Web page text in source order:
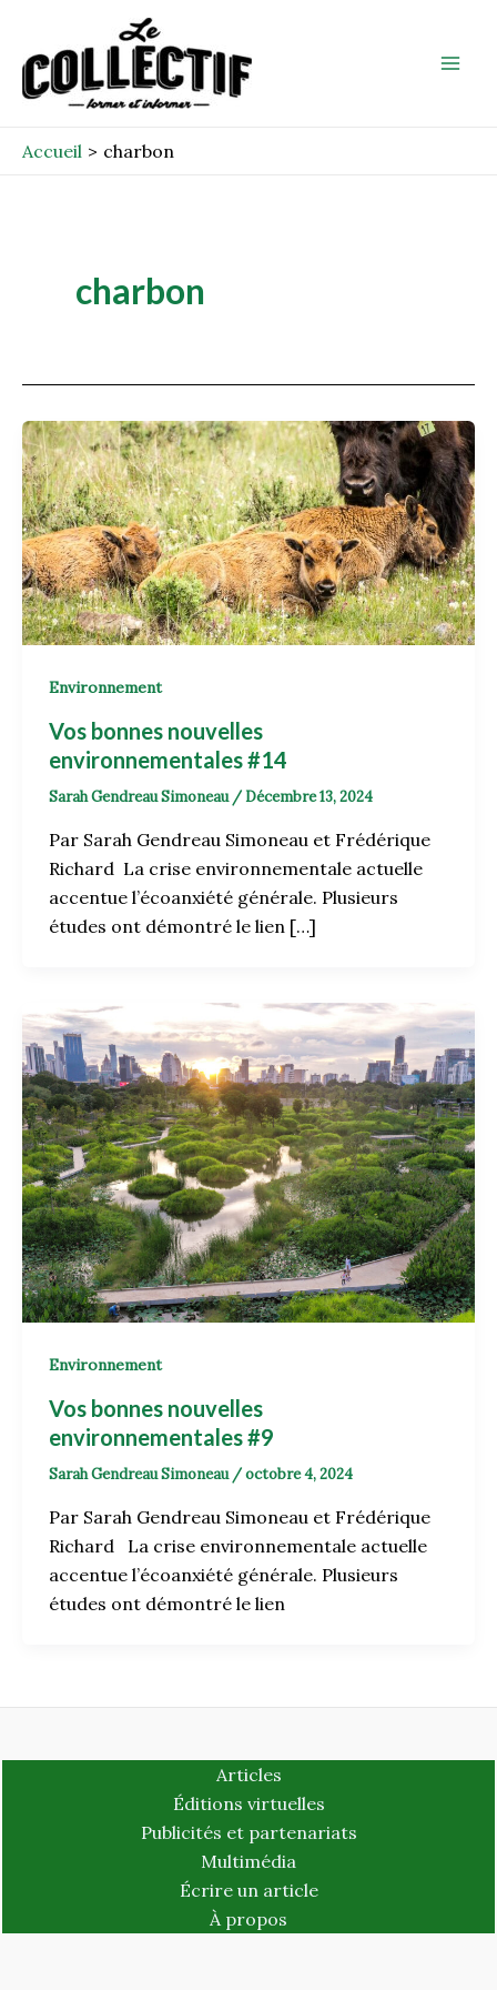
contenu
Accueil charbon
charbon
Environnement
Vos bonnes nouvelles
environnementales #14
Sarah Gendreau Simoneau /Décembre 13, 2024
Par Sarah Gendreau Simoneau et Frédérique
Richard La crise environnementale actuelle
accentue l’écoanxiété générale. Plusieurs
études ont démontré le lien […]
Environnement
Vos bonnes nouvelles
environnementales #9
Sarah Gendreau Simoneau /octobre 4, 2024
Par Sarah Gendreau Simoneau et Frédérique
Richard La crise environnementale actuelle
accentue l’écoanxiété générale. Plusieurs
études ont démontré le lien
Articles
Éditions virtuelles
Publicités et partenariats
Multimédia
Écrire un article
À propos